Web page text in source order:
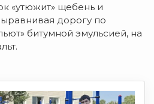
«утюжит» щебень и
дорогу по
битумной эмульсией, на